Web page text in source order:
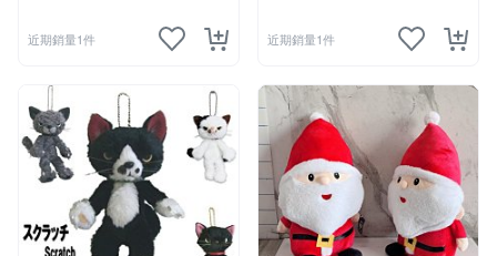
近期銷量1件 近期銷量1件